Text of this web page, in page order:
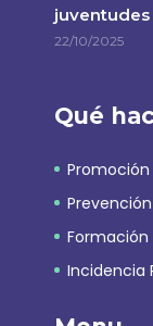
juventudes
22/10/2025
Qué
Formación
Incidencia